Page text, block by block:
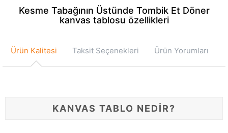
Kesme Tabağının Üstünde Tombik Et Döner
kanvas tablosu özellikleri
Ürün Kalitesi Taksit Seçenekleri Ürün Yorumları
KANVAS TABLO NEDİR?